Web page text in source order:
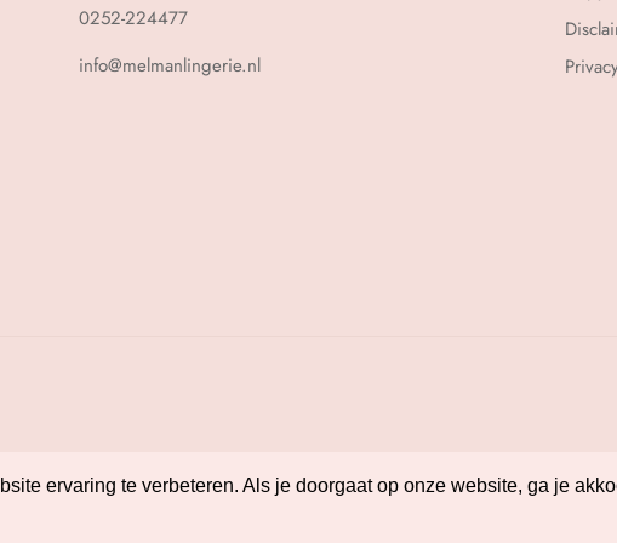
ervaring te verbeteren. Als je doorgaat op onze website, ga je
ervaring te verbeteren. Als je doorgaat op onze website, ga je
0252-224477
info@melmanlingerie.nl